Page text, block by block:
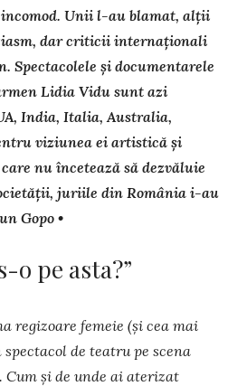
Unii l-au blamat, alții
dar criticii internaționali
Spec­ta­colele și documentarele
Lidia Vidu sunt azi
India, Italia, Australia,
viziunea ei artistică și
nu încetează să dezvăluie
juriile din România i-au
Gopo •
o pe asta?”
regizoare femeie (și cea mai
de teatru pe scena
și de unde ai aterizat